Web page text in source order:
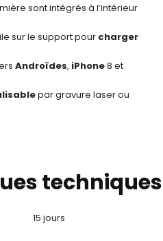
sont intégrés à l’intérieur
sur le support pour charger
Androïdes, iPhone8 et
par gravure laser ou
techniques
15 jours